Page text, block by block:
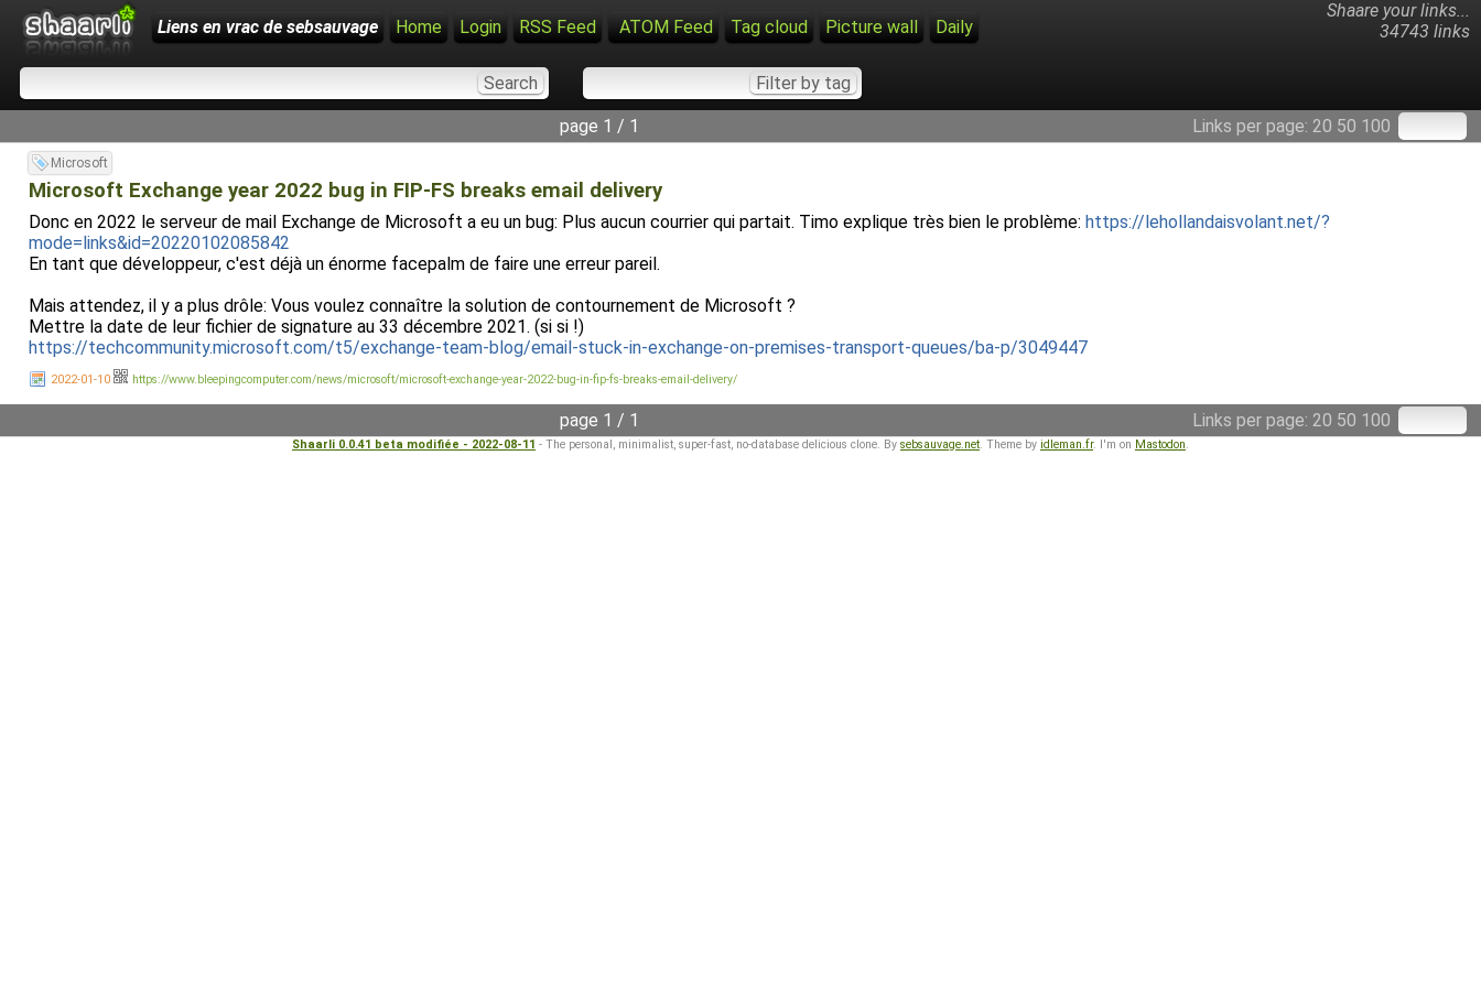
Shaare your links...
34743 links
Liens en vrac de sebsauvage Home Login RSS Feed ATOM Feed Tag cloud Picture wall Daily
Links per page: 20 50 100
page 1 / 1
Microsoft
Microsoft Exchange year 2022 bug in FIP-FS breaks email delivery
Donc en 2022 le serveur de mail Exchange de Microsoft a eu un bug: Plus aucun courrier qui partait. Timo explique très bien le problème: https://lehollandaisvolant.net/?
mode=links&id=20220102085842
En tant que développeur, c'est déjà un énorme facepalm de faire une erreur pareil.
Mais attendez, il y a plus drôle: Vous voulez connaître la solution de contournement de Microsoft ?
Mettre la date de leur fichier de signature au 33 décembre 2021. (si si !)
https://techcommunity.microsoft.com/t5/exchange-team-blog/email-stuck-in-exchange-on-premises-transport-queues/ba-p/3049447
2022-01-10 https://www.bleepingcomputer.com/news/microsoft/microsoft-exchange-year-2022-bug-in-fip-fs-breaks-email-delivery/
Links per page: 20 50 100
page 1 / 1
Shaarli 0.0.41 beta modifiée - 2022-08-11 - The personal, minimalist, super-fast, no-database delicious clone. By sebsauvage.net. Theme by idleman.fr. I'm on Mastodon.